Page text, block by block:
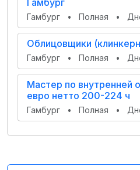
Гамбург
Гамбург • Полная •
Облицовщики
Гамбург • Полная •
Мастер по внутренней
евро нетто 200-224 ч
Гамбург • Полная •